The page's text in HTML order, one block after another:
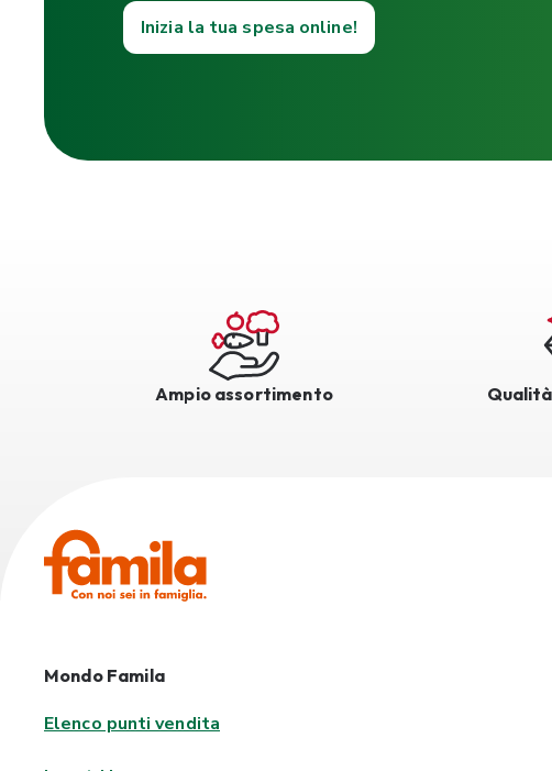
Inizia la tua spesa online!
Ampio assortimento
Mondo Famila
Elenco punti vendita